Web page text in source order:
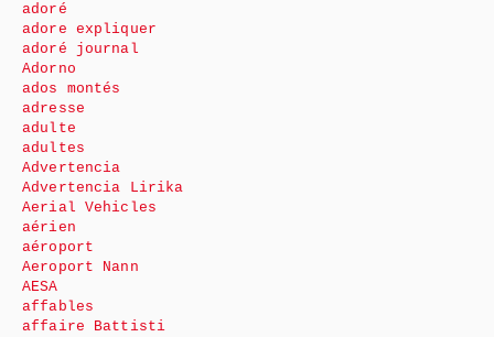
adoré
adore expliquer
adoré journal
Adorno
ados montés
adresse
adulte
adultes
Advertencia
Advertencia Lirika
Aerial Vehicles
aérien
aéroport
Aeroport Nann
AESA
affables
affaire Battisti